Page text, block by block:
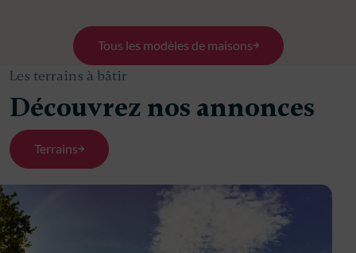
Tous les modèles de maisons
Les terrains à bâtir
Découvrez nos annonces
Terrains